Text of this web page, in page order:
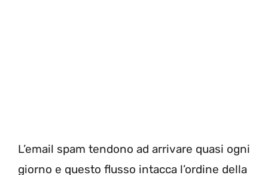
L’email spam tendono ad arrivare quasi ogni
giorno e questo flusso intacca l’ordine della